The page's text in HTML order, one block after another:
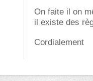
On faite il on
il existe des
Cordialement